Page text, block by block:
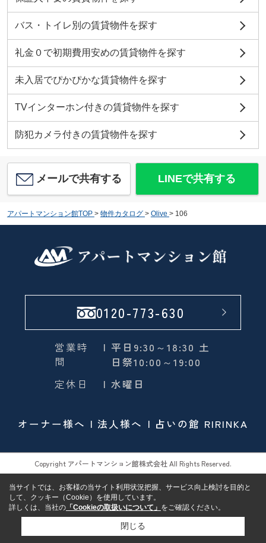
バス・トイレ別の賃貸物件を探す
礼金０で初期費用安めの賃貸物件を探す
未入居でぴかぴかな賃貸物件を探す
TVインターホン付きの賃貸物件を探す
防犯カメラ付きの賃貸物件を探す
メールで共有する LINEで共有する
アパートマンション館TOP > 物件カタログ > Olive > 106
0120-773-630
営業時
間
| 平日9:30～18:30 土
日祭10:00～19:00
定休日
| 水曜日
オーナー様へ 法人様へ 占いの館 RIRINKA
Copyright アパートマンション館株式会社 All Rights Reserved.
当サイトでは、お客様の当サイト利用状況把握、サービス向上検討を目的と
して、クッキー（Cookie）を使用しています。
詳しくは、当社の 「Cookieの取扱いについて」 をご確認ください。
閉じる